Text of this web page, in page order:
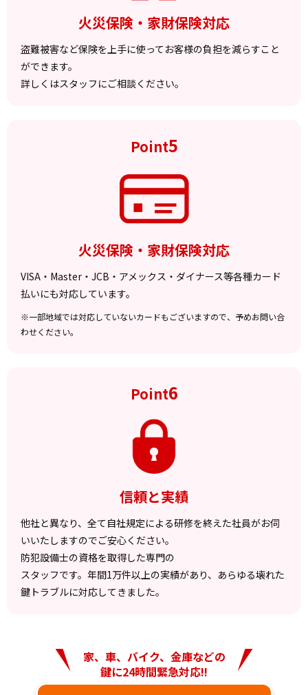
火災保険・家財保険対応
盗難被害など保険を上手に使ってお客様の負担を減らすこと
ができます。
詳しくはスタッフにご相談ください。
Point5
火災保険・家財保険対応
VISA・Master・JCB・アメックス・ダイナース等各種カード
払いにも対応しています。
※一部地域では対応していないカードもございますので、予めお問い合
わせください。
Point6
信頼と実績
他社と異なり、全て自社規定による研修を終えた社員がお伺
いいたしますのでご安心ください。
防犯設備士の資格を取得した専門の
スタッフです。年間1万件以上の実績があり、あらゆる壊れた
鍵トラブルに対応してきました。
家、車、バイク、金庫などの
鍵に24時間緊急対応!!